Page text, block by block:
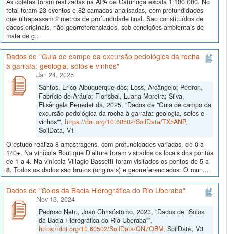
total foram 23 eventos e 82 camadas analisadas, com profundidades
que ultrapassam 2 metros de profundidade final. São constituídos de
dados originais, não georreferenciados, sob condições ambientais de
mata de g...
Dados de "Guia de campo da excursão pedológica da rocha
à garrafa: geologia, solos e vinhos"
Jan 24, 2025
Santos, Erico Albuquerque dos; Loss, Arcângelo; Pedron,
Fabrício de Aráujo; Florisbal, Luana Moreira; Silva,
Elisângela Benedet da, 2025, "Dados de "Guia de campo da
excursão pedológica da rocha à garrafa: geologia, solos e
vinhos"", https://doi.org/10.60502/SoilData/TX5ANP,
SoilData, V1
O estudo realiza 8 amostragens, com profundidades variadas, de 0 a
140+. Na vinícola Boutique D’alture foram visitados os locais dos pontos
de 1 a 4. Na vinícola Villagio Bassetti foram visitados os pontos de 5 a
8. Todos os dados são brutos (originais) e georreferenciados. O mun...
Dados de "Solos da Bacia Hidrográfica do Rio Uberaba"
Nov 13, 2024
Pedroso Neto, João Chrisóstomo, 2023, "Dados de "Solos
da Bacia Hidrográfica do Rio Uberaba"",
https://doi.org/10.60502/SoilData/QN7OBM, SoilData, V3